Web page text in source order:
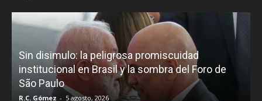
Sin disimulo: la peligrosa promiscuidad
institucional en Brasil y la sombra del Foro de
São Paulo
R.C. Gómez - 5 agosto, 2026